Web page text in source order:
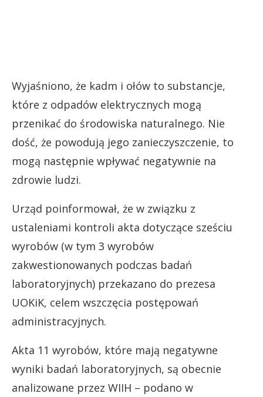
Wyjaśniono, że kadm i ołów to substancje,
które z odpadów elektrycznych mogą
przenikać do środowiska naturalnego. Nie
dość, że powodują jego zanieczyszczenie, to
mogą następnie wpływać negatywnie na
zdrowie ludzi.
Urząd poinformował, że w związku z
ustaleniami kontroli akta dotyczące sześciu
wyrobów (w tym 3 wyrobów
zakwestionowanych podczas badań
laboratoryjnych) przekazano do prezesa
UOKiK, celem wszczęcia postępowań
administracyjnych.
Akta 11 wyrobów, które mają negatywne
wyniki badań laboratoryjnych, są obecnie
analizowane przez WIIH – podano w